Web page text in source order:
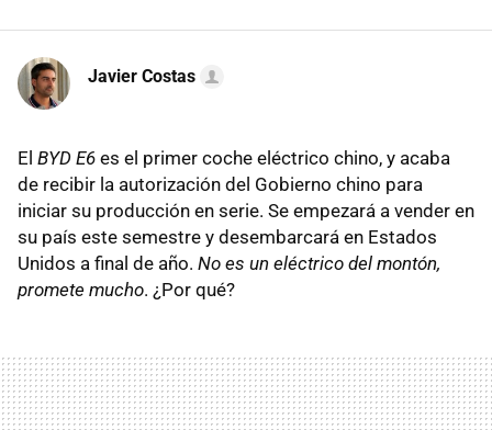
Javier Costas
El BYD E6 es el primer coche eléctrico chino, y acaba
de recibir la autorización del Gobierno chino para
iniciar su producción en serie. Se empezará a vender en
su país este semestre y desembarcará en Estados
Unidos a final de año. No es un eléctrico del montón,
promete mucho. ¿Por qué?